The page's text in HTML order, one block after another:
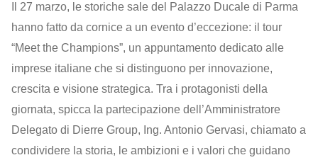
Il 27 marzo, le storiche sale del Palazzo Ducale di Parma
hanno fatto da cornice a un evento d’eccezione: il tour
“Meet the Champions”, un appuntamento dedicato alle
imprese italiane che si distinguono per innovazione,
crescita e visione strategica. Tra i protagonisti della
giornata, spicca la partecipazione dell’Amministratore
Delegato di Dierre Group, Ing. Antonio Gervasi, chiamato a
condividere la storia, le ambizioni e i valori che guidano